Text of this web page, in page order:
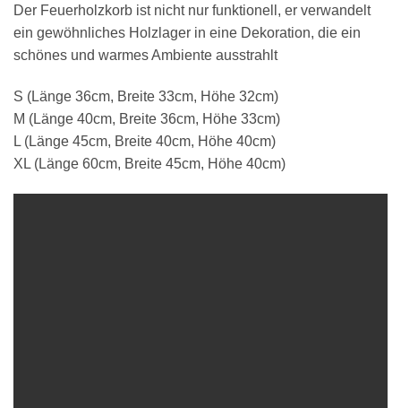
Der Feuerholzkorb ist nicht nur funktionell, er verwandelt
ein gewöhnliches Holzlager in eine Dekoration, die ein
schönes und warmes Ambiente ausstrahlt
S (Länge 36cm, Breite 33cm, Höhe 32cm)
M (Länge 40cm, Breite 36cm, Höhe 33cm)
L (Länge 45cm, Breite 40cm, Höhe 40cm)
XL (Länge 60cm, Breite 45cm, Höhe 40cm)